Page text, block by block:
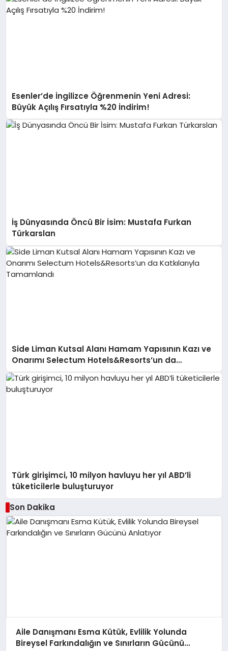
Esenler’de İngilizce Öğrenmenin Yeni Adresi:
Büyük Açılış Fırsatıyla %20 İndirim!
İş Dünyasında Öncü Bir İsim: Mustafa Furkan
Türkarslan
Side Liman Kutsal Alanı Hamam Yapısının Kazı ve
Onarımı Selectum Hotels&Resorts’un da
Katkılarıyla Tamamlandı
Türk girişimci, 10 milyon havluyu her yıl ABD’li
tüketicilerle buluşturuyor
Son Dakika
Aile Danışmanı Esma Kütük, Evlilik Yolunda
Bireysel Farkındalığın ve Sınırların Gücünü